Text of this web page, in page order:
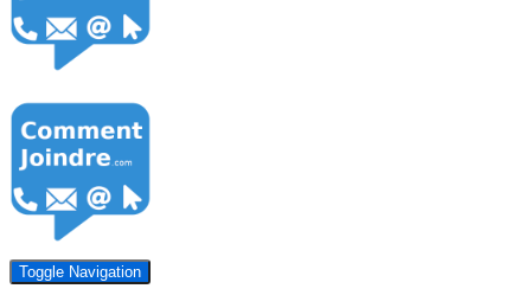
Toggle Navigation